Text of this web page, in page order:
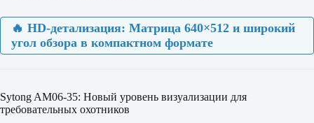
🔥 HD-детализация: Матрица 640×512 и широкий
угол обзора в компактном формате
Sytong AM06-35: Новый уровень визуализации для
требовательных охотников